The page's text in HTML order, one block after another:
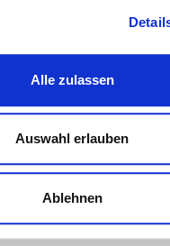
Alle zulassen
Auswahl erlauben
Ablehnen